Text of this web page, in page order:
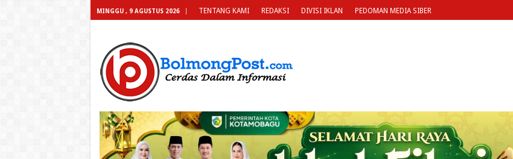
MINGGU , 9 AGUSTUS 2026 TENTANG KAMI REDAKSI DIVISI IKLAN PEDOMAN MEDIA SIBER